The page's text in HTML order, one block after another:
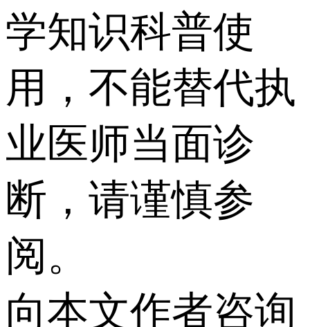
学知识科普使
用，不能替代执
业医师当面诊
断，请谨慎参
阅。
向本文作者咨询